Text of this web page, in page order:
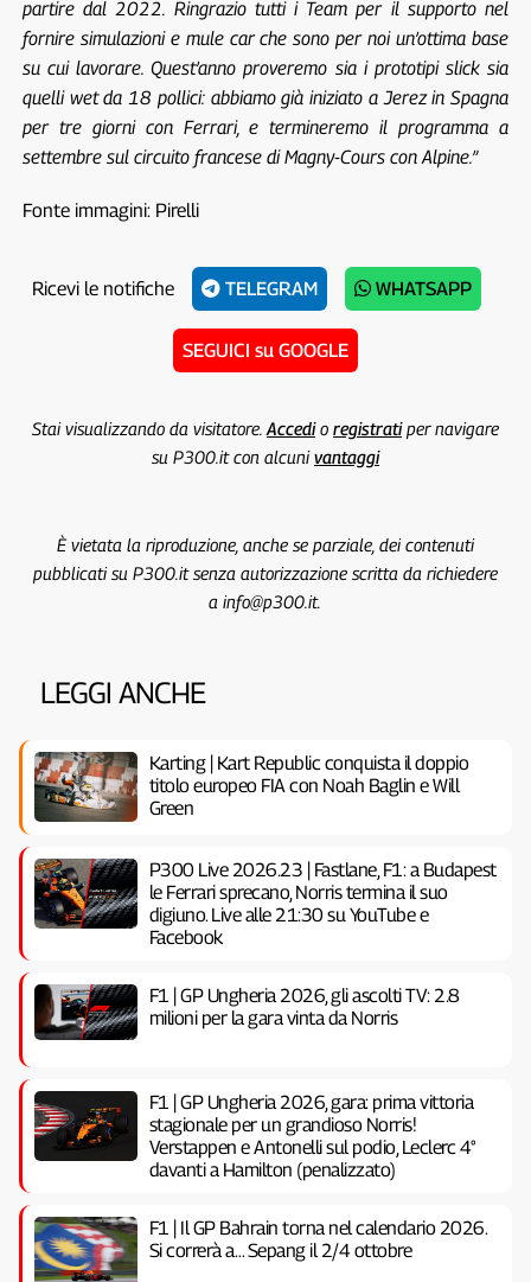
partire dal 2022. Ringrazio tutti i Team per il supporto nel
fornire simulazioni e mule car che sono per noi un’ottima base
su cui lavorare. Quest’anno proveremo sia i prototipi slick sia
quelli wet da 18 pollici: abbiamo già iniziato a Jerez in Spagna
per tre giorni con Ferrari, e termineremo il programma a
settembre sul circuito francese di Magny-Cours con Alpine.”
Fonte immagini: Pirelli
Ricevi le notifiche TELEGRAM WHATSAPP
SEGUICI su GOOGLE
Stai visualizzando da visitatore. Accedio registratiper navigare
su P300.it con alcunivantaggi
È vietata la riproduzione, anche se parziale, dei contenuti
pubblicati su P300.it senza autorizzazione scritta da richiedere
a info@p300.it.
LEGGI ANCHE
Karting | Kart Republic conquista il doppio
titolo europeo FIA con Noah Baglin e Will
Green
P300 Live 2026.23 | Fastlane, F1: a Budapest
le Ferrari sprecano, Norris termina il suo
digiuno. Live alle 21:30 su YouTube e
Facebook
F1 | GP Ungheria 2026, gli ascolti TV: 2.8
milioni per la gara vinta da Norris
F1 | GP Ungheria 2026, gara: prima vittoria
stagionale per un grandioso Norris!
Verstappen e Antonelli sul podio, Leclerc 4°
davanti a Hamilton (penalizzato)
F1 | Il GP Bahrain torna nel calendario 2026.
Si correrà a… Sepang il 2/4 ottobre